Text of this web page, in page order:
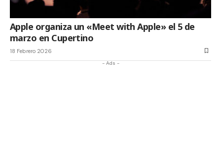
Apple organiza un «Meet with Apple» el 5 de
marzo en Cupertino
18 Febrero 2026
- Ads -